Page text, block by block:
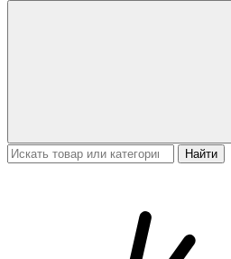
Найти